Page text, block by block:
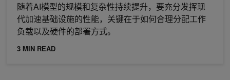
随着AI模型的规模和复杂性持续提升，要充分发挥现
代加速基础设施的性能，关键在于如何合理分配工作
负载以及硬件的部署方式。
3 MIN READ